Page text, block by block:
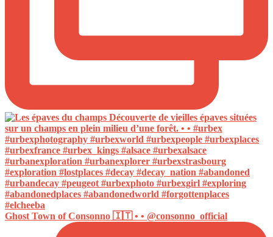
Ghost Town of Consonno 🇮🇹 • • @consonno_official